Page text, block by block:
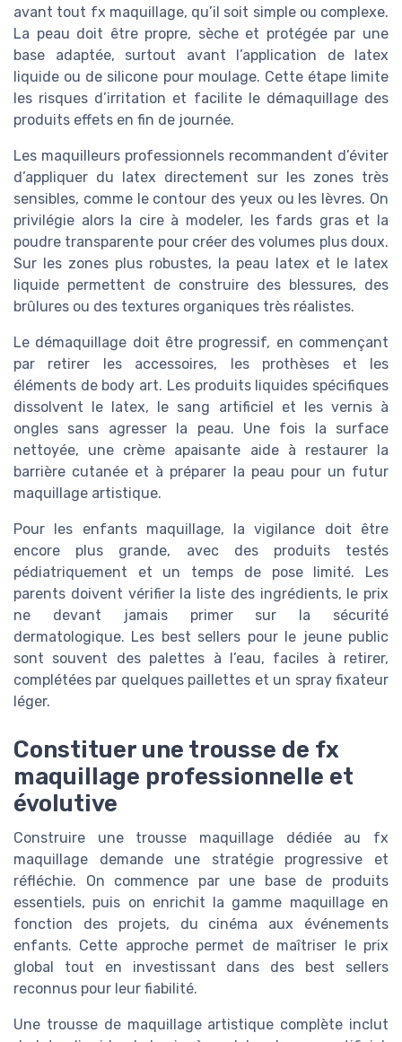
avant tout fx maquillage, qu’il soit simple ou complexe.
La peau doit être propre, sèche et protégée par une
base adaptée, surtout avant l’application de latex
liquide ou de silicone pour moulage. Cette étape limite
les risques d’irritation et facilite le démaquillage des
produits effets en fin de journée.
Les maquilleurs professionnels recommandent d’éviter
d’appliquer du latex directement sur les zones très
sensibles, comme le contour des yeux ou les lèvres. On
privilégie alors la cire à modeler, les fards gras et la
poudre transparente pour créer des volumes plus doux.
Sur les zones plus robustes, la peau latex et le latex
liquide permettent de construire des blessures, des
brûlures ou des textures organiques très réalistes.
Le démaquillage doit être progressif, en commençant
par retirer les accessoires, les prothèses et les
éléments de body art. Les produits liquides spécifiques
dissolvent le latex, le sang artificiel et les vernis à
ongles sans agresser la peau. Une fois la surface
nettoyée, une crème apaisante aide à restaurer la
barrière cutanée et à préparer la peau pour un futur
maquillage artistique.
Pour les enfants maquillage, la vigilance doit être
encore plus grande, avec des produits testés
pédiatriquement et un temps de pose limité. Les
parents doivent vérifier la liste des ingrédients, le prix
ne devant jamais primer sur la sécurité
dermatologique. Les best sellers pour le jeune public
sont souvent des palettes à l’eau, faciles à retirer,
complétées par quelques paillettes et un spray fixateur
léger.
Constituer une trousse de fx
maquillage professionnelle et
évolutive
Construire une trousse maquillage dédiée au fx
maquillage demande une stratégie progressive et
réfléchie. On commence par une base de produits
essentiels, puis on enrichit la gamme maquillage en
fonction des projets, du cinéma aux événements
enfants. Cette approche permet de maîtriser le prix
global tout en investissant dans des best sellers
reconnus pour leur fiabilité.
Une trousse de maquillage artistique complète inclut